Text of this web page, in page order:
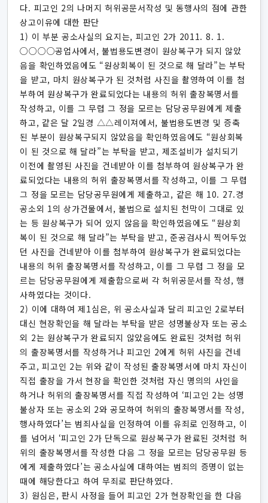
다. 피고인 2의 나머지 허위공문서작성 및 동행사의 점에 관한
상고이유에 대한 판단
1) 이 부분 공소사실의 요지는, 피고인 2가 2011. 8. 1.
○○○○공업사에서, 불법용도변경이 원상복구가 되지 않았
음을 확인하였음에도 “원상회복이 된 것으로 해 달라”는 부탁
을 받고, 마치 원상복구가 된 것처럼 사진을 촬영하여 이를 첨
부하여 원상복구가 완료되었다는 내용의 허위 출장복명서를
작성하고, 이를 그 무렵 그 정을 모르는 담당공무원에게 제출
하고, 같은 달 2일경 △△레이져에서, 불법용도변경 및 증축
된 부분이 원상복구되지 않았음을 확인하였음에도 “원상회복
이 된 것으로 해 달라”는 부탁을 받고, 제조설비가 설치되기
이전에 촬영된 사진을 건네받아 이를 첨부하여 원상복구가 완
료되었다는 내용의 허위 출장복명서를 작성하고, 이를 그 무렵
그 정을 모르는 담당공무원에게 제출하고, 같은 해 10. 27.경
공소외 1의 상가건물에서, 불법으로 설치된 천막이 그대로 있
는 등 원상복구가 되어 있지 않음을 확인하였음에도 “원상회
복이 된 것으로 해 달라”는 부탁을 받고, 준공검사시 찍어두었
던 사진을 건네받아 이를 첨부하여 원상복구가 완료되었다는
내용의 허위 출장복명서를 작성하고, 이를 그 무렵 그 정을 모
르는 담당공무원에게 제출함으로써 각 허위공문서를 작성, 행
사하였다는 것이다.
2) 이에 대하여 제1심은, 위 공소사실과 달리 피고인 2로부터
대신 현장확인을 해 달라는 부탁을 받은 성명불상자 또는 공소
외 2는 원상복구가 완료되지 않았음에도 완료된 것처럼 허위
의 출장복명서를 작성하거나 피고인 2에게 허위 사진을 건네
주고, 피고인 2는 위와 같이 작성된 출장복명서에 마치 자신이
직접 출장을 가서 현장을 확인한 것처럼 자신 명의의 사인을
하거나 허위의 출장복명서를 직접 작성하여 ‘피고인 2는 성명
불상자 또는 공소외 2와 공모하여 허위의 출장복명서를 작성,
행사하였다’는 범죄사실을 인정하여 이를 유죄로 인정하고, 이
를 넘어서 ‘피고인 2가 단독으로 원상복구가 완료된 것처럼 허
위의 출장복명서를 작성한 다음 그 정을 모르는 담당공무원 등
에게 제출하였다’는 공소사실에 대하여는 범죄의 증명이 없는
때에 해당한다고 하여 무죄로 판단하였다.
3) 원심은, 판시 사정을 들어 피고인 2가 현장확인을 한 다음